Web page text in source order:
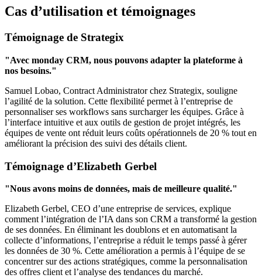
Cas d’utilisation et témoignages
Témoignage de Strategix
"Avec monday CRM, nous pouvons adapter la plateforme à
nos besoins."
Samuel Lobao, Contract Administrator chez Strategix, souligne
l’agilité de la solution. Cette flexibilité permet à l’entreprise de
personnaliser ses workflows sans surcharger les équipes. Grâce à
l’interface intuitive et aux outils de gestion de projet intégrés, les
équipes de vente ont réduit leurs coûts opérationnels de 20 % tout en
améliorant la précision des suivi des détails client.
Témoignage d’Elizabeth Gerbel
"Nous avons moins de données, mais de meilleure qualité."
Elizabeth Gerbel, CEO d’une entreprise de services, explique
comment l’intégration de l’IA dans son CRM a transformé la gestion
de ses données. En éliminant les doublons et en automatisant la
collecte d’informations, l’entreprise a réduit le temps passé à gérer
les données de 30 %. Cette amélioration a permis à l’équipe de se
concentrer sur des actions stratégiques, comme la personnalisation
des offres client et l’analyse des tendances du marché.